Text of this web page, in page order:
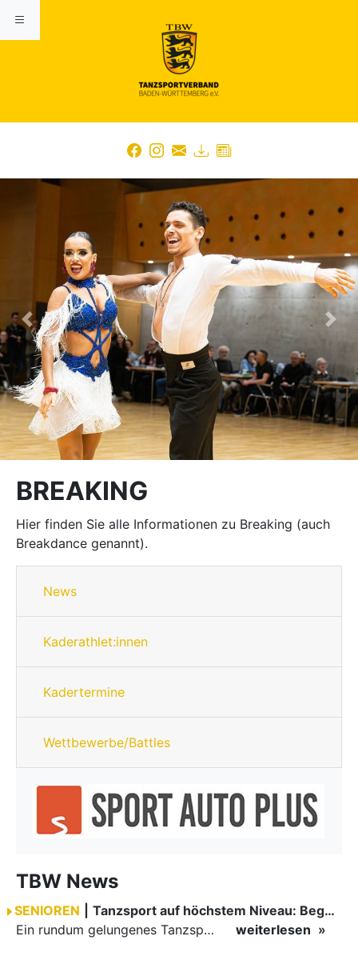
Previous Next
BREAKING
Hier finden Sie alle Informationen zu Breaking (auch
Breakdance genannt).
News
Kaderathlet:innen
Kadertermine
Wettbewerbe/Battles
TBW News
SENIOREN
Tanzsport auf höchstem Niveau: Begeisterung bei den Turnieren in…
Ein rundum gelungenes Tanzsport-Wochenende liegt hinter den Paaren und Organisatoren in Enzklösterle. Am 1. und 2. August 2026 verwandelte sich die Festhalle wieder in einen lebendigen Mittelpunkt des…
weiterlesen